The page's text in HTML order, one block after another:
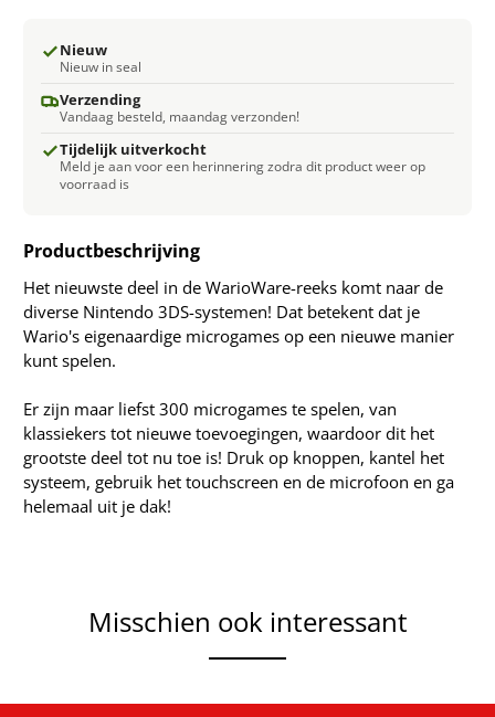
Nieuw
Nieuw in seal
Verzending
Vandaag besteld, maandag verzonden!
Tijdelijk uitverkocht
Meld je aan voor een herinnering zodra dit product weer op
voorraad is
Productbeschrijving
Het nieuwste deel in de WarioWare-reeks komt naar de
diverse Nintendo 3DS-systemen! Dat betekent dat je
Wario's eigenaardige microgames op een nieuwe manier
kunt spelen.
Er zijn maar liefst 300 microgames te spelen, van
klassiekers tot nieuwe toevoegingen, waardoor dit het
grootste deel tot nu toe is! Druk op knoppen, kantel het
systeem, gebruik het touchscreen en de microfoon en ga
helemaal uit je dak!
Misschien ook interessant